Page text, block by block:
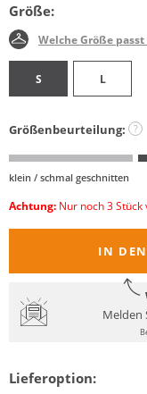
Größe:
Welche Größe
S L
Größenbeurteilung: ?
klein / schmal geschnitten
Achtung: Nur noch 3
IN
Melden
Lieferoption: